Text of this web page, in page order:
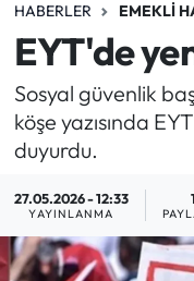
HABERLER EMEKLI
EYT'de
Sosyal güvenlik
köşe yazısında
duyurdu.
27.05.2026 - 12:33
YAYINLANMA
1
Memur
Emekli
İşveren
İş Fırsatları
Yargı Kararları
Son Dakika
Haber Arşivi